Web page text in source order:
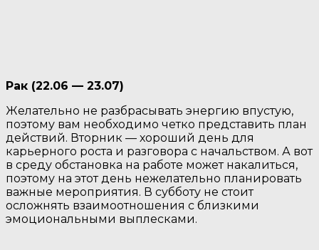
Рак (22.06 — 23.07)
Желательно не разбрасывать энергию впустую,
поэтому вам необходимо четко представить план
действий. Вторник — хороший день для
карьерного роста и разговора с начальством. А вот
в среду обстановка на работе может накалиться,
поэтому на этот день нежелательно планировать
важные мероприятия. В субботу не стоит
осложнять взаимоотношения с близкими
эмоциональными выплесками.